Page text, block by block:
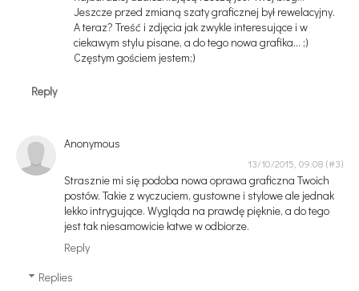
Jeszcze przed zmianą szaty graficznej był rewelacyjny.
A teraz? Treść i zdjęcia jak zwykle interesujące i w
ciekawym stylu pisane, a do tego nowa grafika... ;)
Częstym gościem jestem;)
Reply
Anonymous
13/10/2015, 09:08
Strasznie mi się podoba nowa oprawa graficzna Twoich
postów. Takie z wyczuciem, gustowne i stylowe ale jednak
lekko intrygujące. Wygląda na prawdę pięknie, a do tego
jest tak niesamowicie łatwe w odbiorze.
Reply
Replies